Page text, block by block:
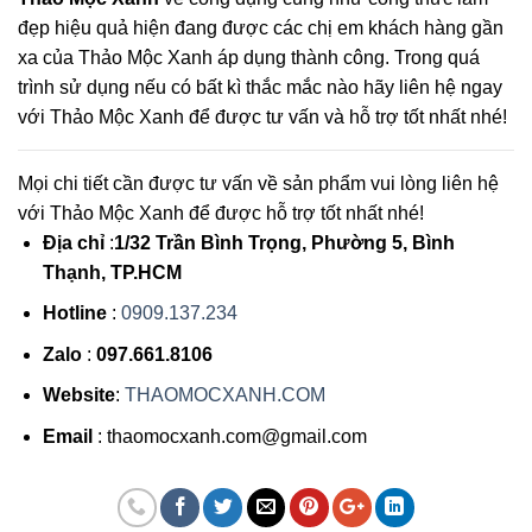
đẹp hiệu quả hiện đang được các chị em khách hàng gần
xa của Thảo Mộc Xanh áp dụng thành công. Trong quá
trình sử dụng nếu có bất kì thắc mắc nào hãy liên hệ ngay
với Thảo Mộc Xanh để được tư vấn và hỗ trợ tốt nhất nhé!
Mọi chi tiết cần được tư vấn về sản phẩm vui lòng liên hệ
với Thảo Mộc Xanh để được hỗ trợ tốt nhất nhé!
Địa chỉ:1/32 Trần Bình Trọng, Phường 5, Bình
Thạnh, TP.HCM
Hotline: 0909.137.234
Zalo : 097.661.8106
Website: THAOMOCXANH.COM
Email : thaomocxanh.com@gmail.com